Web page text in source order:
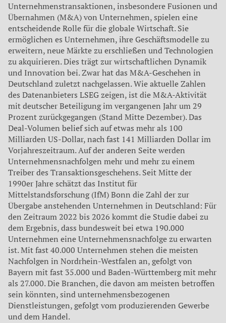
Unternehmenstransaktionen, insbesondere Fusionen und
Übernahmen (M&A) von Unternehmen, spielen eine
entscheidende Rolle für die globale Wirtschaft. Sie
ermöglichen es Unternehmen, ihre Geschäftsmodelle zu
erweitern, neue Märkte zu erschließen und Technologien
zu akquirieren. Dies trägt zur wirtschaftlichen Dynamik
und Innovation bei. Zwar hat das M&A-Geschehen in
Deutschland zuletzt nachgelassen. Wie aktuelle Zahlen
des Datenanbieters LSEG zeigen, ist die M&A-Aktivität
mit deutscher Beteiligung im vergangenen Jahr um 29
Prozent zurückgegangen (Stand Mitte Dezember). Das
Deal-Volumen belief sich auf etwas mehr als 100
Milliarden US-Dollar, nach fast 141 Milliarden Dollar im
Vorjahreszeitraum. Auf der anderen Seite werden
Unternehmensnachfolgen mehr und mehr zu einem
Treiber des Transaktionsgeschehens. Seit Mitte der
1990er Jahre schätzt das Institut für
Mittelstandsforschung (IfM) Bonn die Zahl der zur
Übergabe anstehenden Unternehmen in Deutschland: Für
den Zeitraum 2022 bis 2026 kommt die Studie dabei zu
dem Ergebnis, dass bundesweit bei etwa 190.000
Unternehmen eine Unternehmensnachfolge zu erwarten
ist. Mit fast 40.000 Unternehmen stehen die meisten
Nachfolgen in Nordrhein-Westfalen an, gefolgt von
Bayern mit fast 35.000 und Baden-Württemberg mit mehr
als 27.000. Die Branchen, die davon am meisten betroffen
sein könnten, sind unternehmensbezogenen
Dienstleistungen, gefolgt vom produzierenden Gewerbe
und dem Handel.